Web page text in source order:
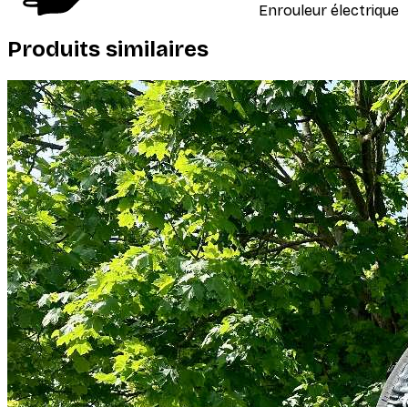
Enrouleur électrique
Produits similaires